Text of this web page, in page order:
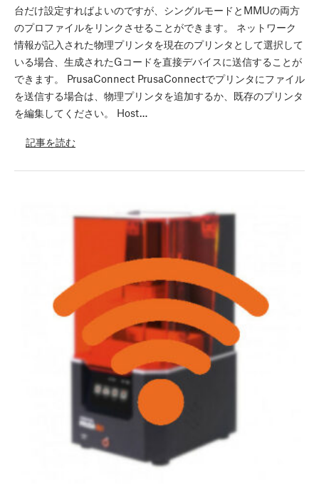
台だけ設定すればよいのですが、シングルモードとMMUの両方
のプロファイルをリンクさせることができます。 ネットワーク
情報が記入された物理プリンタを現在のプリンタとして選択して
いる場合、生成されたGコードを直接デバイスに送信することが
できます。 PrusaConnect PrusaConnectでプリンタにファイル
を送信する場合は、物理プリンタを追加するか、既存のプリンタ
を編集してください。 Host…
記事を読む